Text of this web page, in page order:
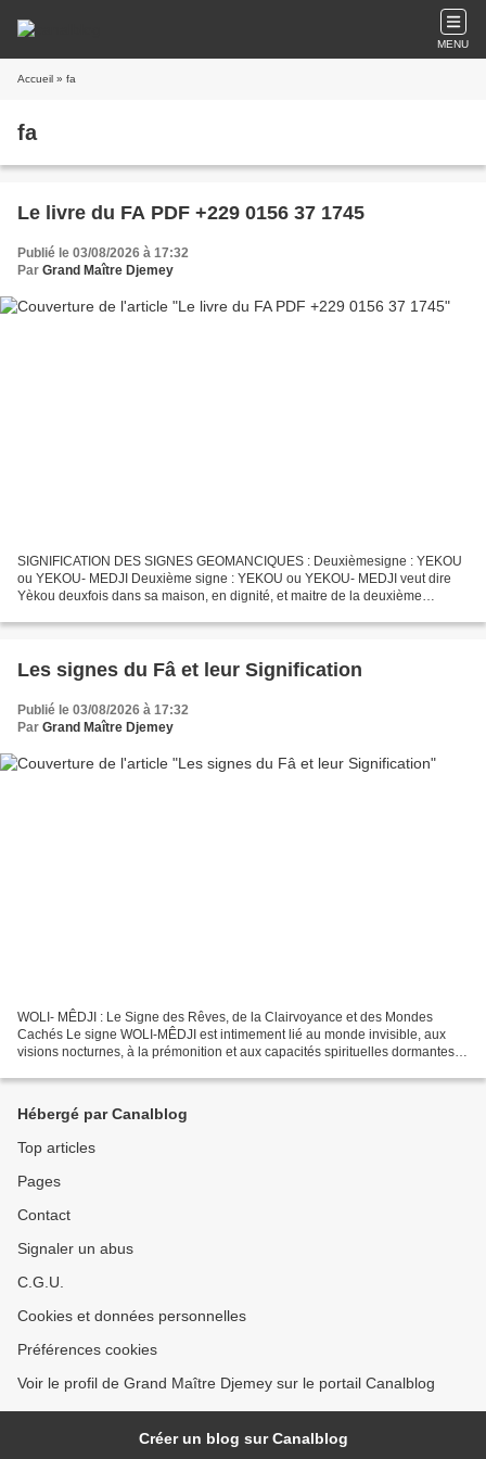
MENU
Accueil » fa
fa
Le livre du FA PDF +229 0156 37 1745
Publié le 03/08/2026 à 17:32
Par Grand Maître Djemey
SIGNIFICATION DES SIGNES GEOMANCIQUES : Deuxièmesigne : YEKOU
ou YEKOU- MEDJI Deuxième signe : YEKOU ou YEKOU- MEDJI veut dire
Yèkou deuxfois dans sa maison, en dignité, et maitre de la deuxième
Les signes du Fâ et leur Signification
Publié le 03/08/2026 à 17:32
Par Grand Maître Djemey
WOLI- MÊDJI : Le Signe des Rêves, de la Clairvoyance et des Mondes
Cachés Le signe WOLI-MÊDJI est intimement lié au monde invisible, aux
visions nocturnes, à la prémonition et aux capacités spirituelles dormantes.
Hébergé par Canalblog
Top articles
Pages
Contact
Signaler un abus
C.G.U.
Cookies et données personnelles
Préférences cookies
Voir le profil de Grand Maître Djemey sur le portail Canalblog
Créer un blog sur Canalblog